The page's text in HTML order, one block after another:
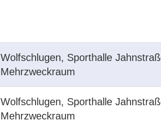
Wolfschlugen, Sporthalle
Mehrzweckraum
Wolfschlugen, Sporthalle
Mehrzweckraum